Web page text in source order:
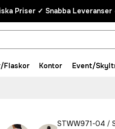
Priser ✓ Snabba Leveranser
Flaskor Kontor Event/
STWW971-04 /